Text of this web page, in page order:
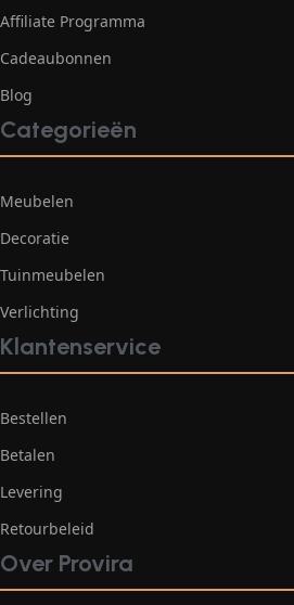
Affiliate Programma
Cadeaubonnen
Blog
Categorieën
Meubelen
Decoratie
Tuinmeubelen
Verlichting
Klantenservice
Bestellen
Betalen
Levering
Retourbeleid
Over Provira